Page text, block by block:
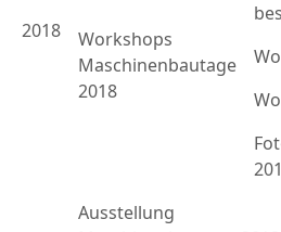
2018
Workshops
Maschinenbautage
2018
Ausstellung